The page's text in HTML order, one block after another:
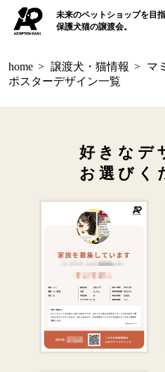
未来のペットショップを目
保護犬猫の譲渡会。
home > 譲渡犬・猫情報 > マ
ポスターデザイン一覧
好きなデ
お選びく